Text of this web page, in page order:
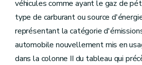
véhicules comme ayant le gaz de
type de carburant ou source
représentant la catégorie
automobile nouvellement mis en
dans la colonne II du tableau qui